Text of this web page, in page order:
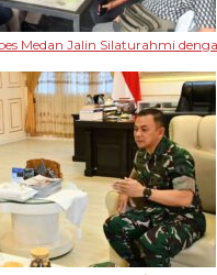
Medan Jalin Silaturahmi